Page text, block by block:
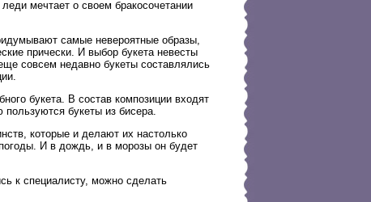
мечтает о своем бракосочетании
самые невероятные образы,
прически. И выбор букета невесты
совсем недавно букеты составлялись
букета. В состав композиции входят
букеты из бисера.
которые и делают их настолько
И в дождь, и в морозы он будет
к специалисту, можно сделать